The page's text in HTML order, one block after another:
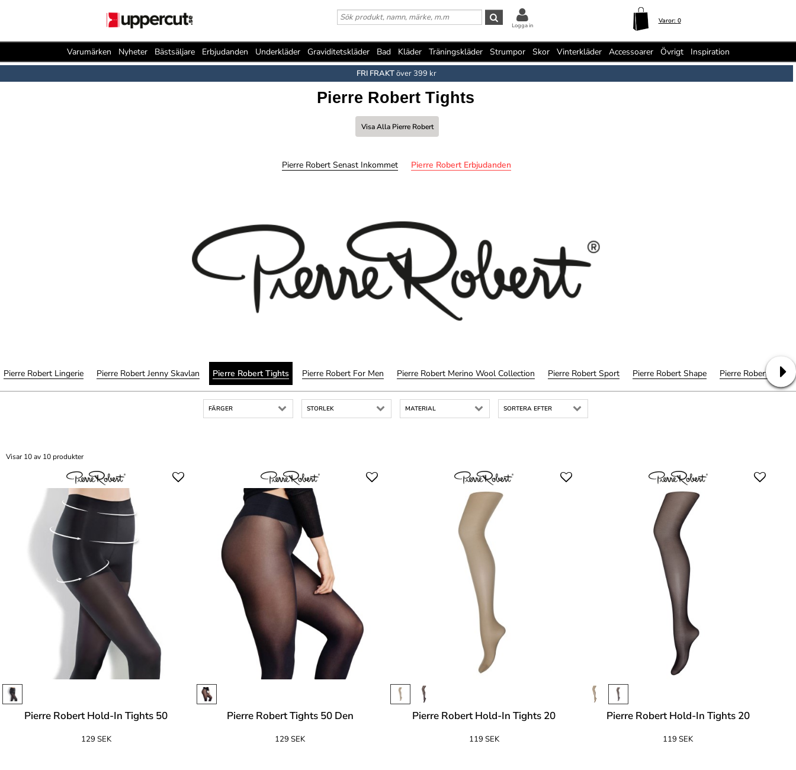
Varor: 0
Logga in
Varumärken Nyheter Bästsäljare Erbjudanden Underkläder Graviditetskläder Bad Kläder Träningskläder Strumpor Skor Vinterkläder Accessoarer Övrigt Inspiration
FRI FRAKTöver 399 kr
Pierre Robert Tights
Visa Alla Pierre Robert
Pierre Robert Senast Inkommet Pierre Robert Erbjudanden
Pierre Robert Lingerie Pierre Robert Jenny Skavlan Pierre Robert Tights Pierre Robert For Men Pierre Robert Merino Wool Collection Pierre Robert Sport Pierre Robert Shape Pierre Robert Basic
FÄRGER STORLEK MATERIAL SORTERA EFTER
Visar 10 av 10 produkter
Pierre Robert Hold-In Tights 50
129 SEK
Pierre Robert Tights 50 Den
129 SEK
Pierre Robert Hold-In Tights 20
119 SEK
Pierre Robert Hold-In Tights 20
119 SEK